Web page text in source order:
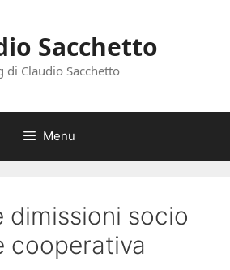
Sacchetto
di Claudio Sacchetto
Menu
dimissioni socio
cooperativa